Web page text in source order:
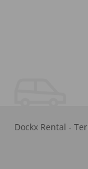
Dockx Rental -